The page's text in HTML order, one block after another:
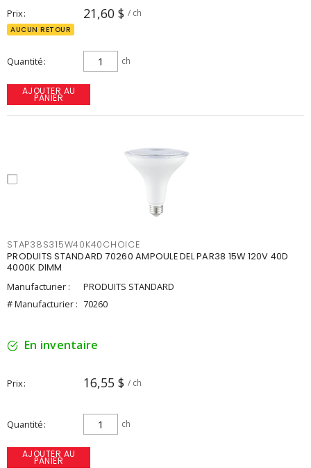
Prix 21,60 $ / ch
AUCUN RETOUR
Quantité ch
AJOUTER AU
PANIER
STAP38S315W40K40CHOICE
PRODUITS STANDARD 70260 AMPOULE DEL PAR38 15W 120V 40D
4000K DIMM
Manufacturier :
PRODUITS STANDARD
# Manufacturier : 70260
En inventaire
Prix 16,55 $ / ch
Quantité ch
AJOUTER AU
PANIER